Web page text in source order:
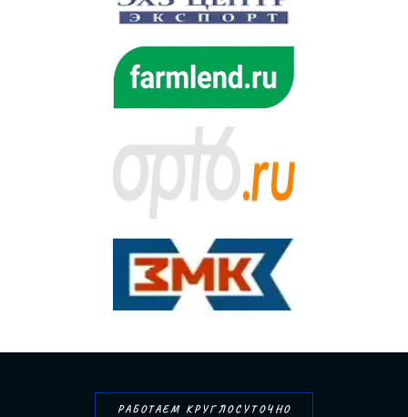
РАБОТАЕМ КРУГЛОСУТОЧНО